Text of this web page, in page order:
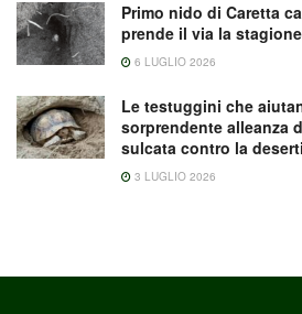
Primo nido di Caretta
prende il via la
6 LUGLIO 2026
Le testuggini che
sorprendente alleanza
sulcata contro la
3 LUGLIO 2026